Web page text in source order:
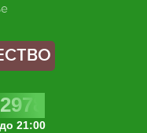
21:00